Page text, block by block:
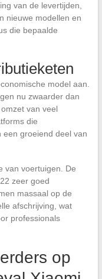
van de levertijden,
nieuwe modellen en
die bepaalde
model aan.
nu zwaarder dan
van veel
die
een groeiend deel van
van voertuigen. De
zeer goed
massaal op de
afschrijving, wat
professionals
op